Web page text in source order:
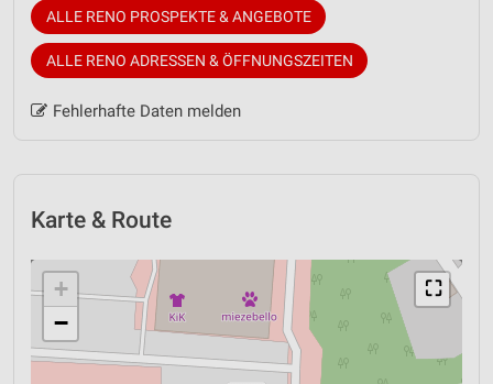
ALLE RENO PROSPEKTE & ANGEBOTE
ALLE RENO ADRESSEN & ÖFFNUNGSZEITEN
Fehlerhafte Daten melden
Karte & Route
⛶
+
−